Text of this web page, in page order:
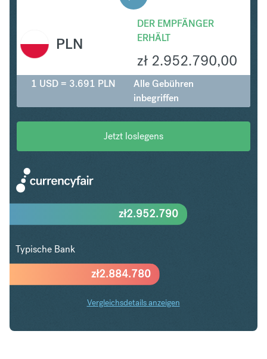
DER EMPFÄNGER
ERHÄLT
zł 2.952.790,00
PLN
1 USD = 3.691 PLN
Alle Gebühren
inbegriffen
Jetzt loslegens
zł2.884.780
zł2.952.790
Typische Bank
Vergleichsdetails anzeigen
USD in PLN Trends